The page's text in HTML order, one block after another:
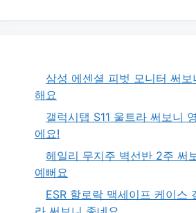
삼성 에센셜 피벗 모니터 써보
해요
갤럭시탭 S11 울트라 써보니
에요!
헤일리 무지주 벽선반 2주 써
예뻐요
ESR 할로락 맥세이프 케이스